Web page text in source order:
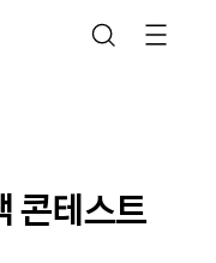
콘테스트